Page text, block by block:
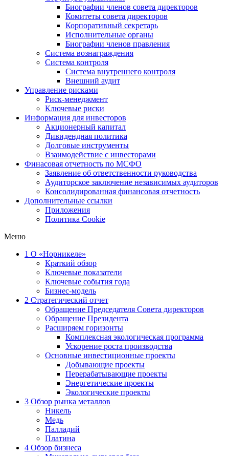
Биографии членов совета директоров
Комитеты совета директоров
Корпоративный секретарь
Исполнительные органы
Биографии членов правления
Система вознаграждения
Система контроля
Система внутреннего контроля
Внешний аудит
Управление рисками
Риск-менеджмент
Ключевые риски
Информация для инвесторов
Акционерный капитал
Дивидендная политика
Долговые инструменты
Взаимодействие с инвеcторами
Финасовая отчетность по МСФО
Заявление об ответственности руководства
Аудиторское заключение независимых аудиторов
Консолидированная финансовая отчетность
Дополнительные ссылки
Приложения
Политика Cookie
Меню
1 О «Норникеле»
Краткий обзор
Ключевые показатели
Ключевые события года
Бизнес-модель
2 Стратегический отчет
Обращение Председателя Совета директоров
Обращение Президента
Расширяем горизонты
Комплексная экологическая программа
Ускорение роста производства
Основные инвестиционные проекты
Добывающие проекты
Перерабатывающие проекты
Энергетические проекты
Экологические проекты
3 Обзор рынка металлов
Никель
Медь
Палладий
Платина
4 Обзор бизнеса